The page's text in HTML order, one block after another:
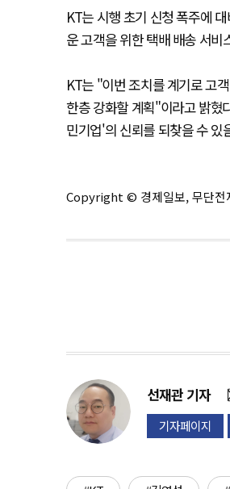
KT는 시행 초기 신청 폭주에
운 고객을 위한 택배 배송 서
KT는 "이번 조치를 계기로 고
한층 강화할 계획"이라고 밝혔
민기업'의 신뢰를 되찾을 수 있
Copyright © 경제일보, 무단전
선재관 기자
기자페이지